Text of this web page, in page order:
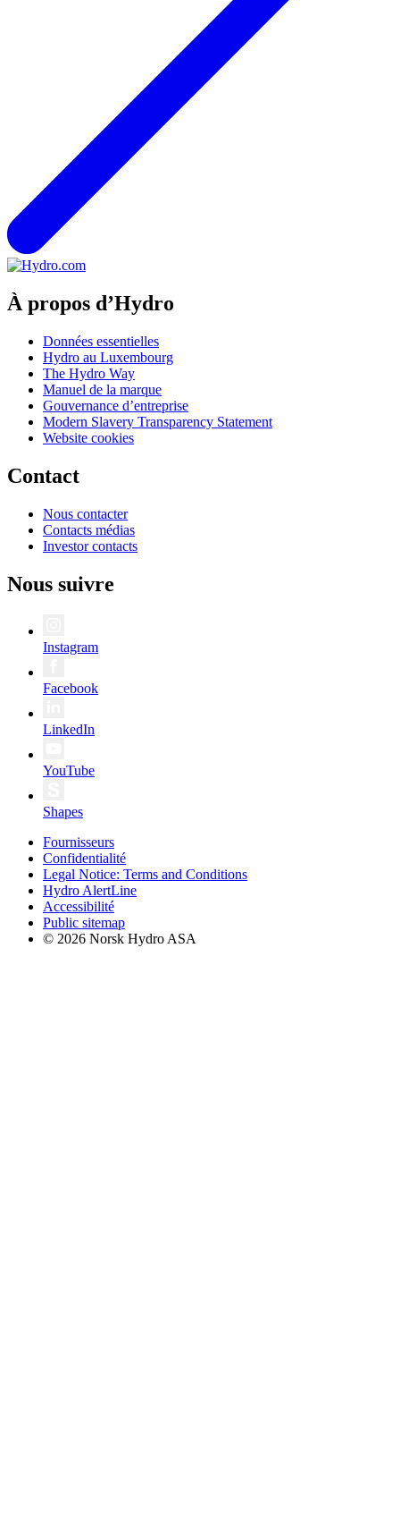
À propos d’Hydro
Données essentielles
Hydro au Luxembourg
The Hydro Way
Manuel de la marque
Gouvernance d’entreprise
Modern Slavery Transparency Statement
Website cookies
Contact
Nous contacter
Contacts médias
Investor contacts
Nous suivre
Instagram
Facebook
LinkedIn
YouTube
Shapes
Fournisseurs
Confidentialité
Legal Notice: Terms and Conditions
Hydro AlertLine
Accessibilité
Public sitemap
© 2026 Norsk Hydro ASA